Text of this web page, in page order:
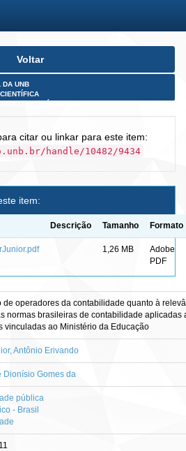
Voltar
DA UNB
citar ou linkar para este item:
handle/10482/9434
item:
Descrição Tamanho Formato
1,26 MB
Adobe
PDF
de operadores da contabilidade quanto à
normas brasileiras de contabilidade aplicadas
vinculadas ao Ministério da Educação
Antônio Erivando
Dionísio Gomes da
pública
- Brasil